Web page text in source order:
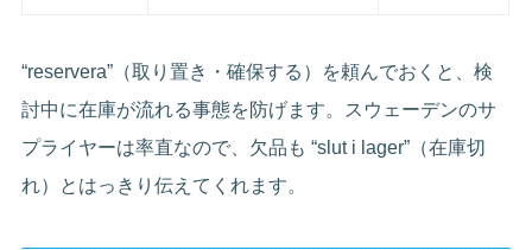
“reservera”（取り置き・確保する）を頼んでおくと、検
討中に在庫が流れる事態を防げます。スウェーデンのサ
プライヤーは率直なので、欠品も “slut i lager”（在庫切
れ）とはっきり伝えてくれます。